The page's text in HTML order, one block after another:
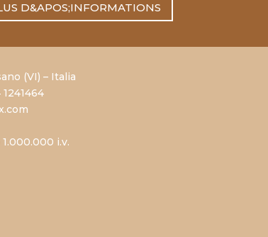
D&APOS;INFORMATIONS
(VI) – Italia
i.v.